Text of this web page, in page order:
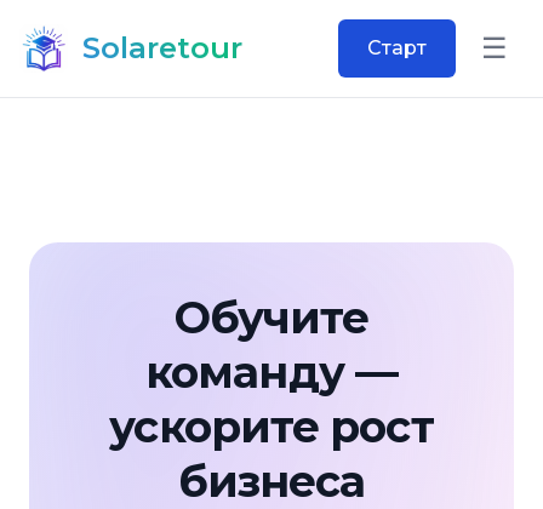
Solaretour Старт ☰
Обучите
команду —
ускорите рост
бизнеса